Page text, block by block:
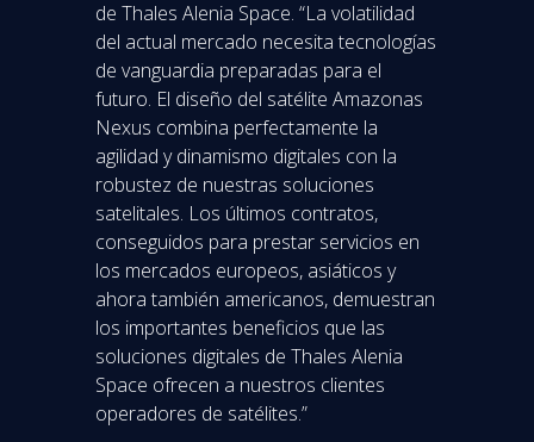
de Thales Alenia Space. “La volatilidad
del actual mercado necesita tecnologías
de vanguardia preparadas para el
futuro. El diseño del satélite Amazonas
Nexus combina perfectamente la
agilidad y dinamismo digitales con la
robustez de nuestras soluciones
satelitales. Los últimos contratos,
conseguidos para prestar servicios en
los mercados europeos, asiáticos y
ahora también americanos, demuestran
los importantes beneficios que las
soluciones digitales de Thales Alenia
Space ofrecen a nuestros clientes
operadores de satélites.”